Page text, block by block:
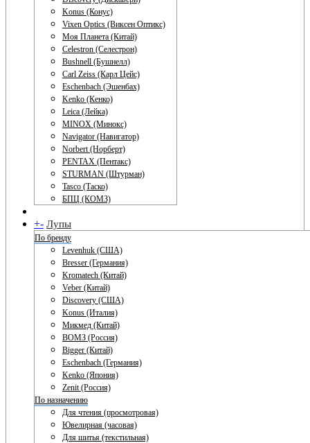
Konus (Конус)
Vixen Optics (Виксен Оптикс)
Моя Планета (Китай)
Celestron (Селестрон)
Bushnell (Бушнелл)
Carl Zeiss (Карл Цейс)
Eschenbach (Эшенбах)
Kenko (Кенко)
Leica (Лейка)
MINOX (Минокс)
Navigator (Навигатор)
Norbert (Норберт)
PENTAX (Пентакс)
STURMAN (Штурман)
Tasco (Таско)
БПЦ (КОМЗ)
+- Лупы
По бренду
Levenhuk (США)
Bresser (Германия)
Kromatech (Китай)
Veber (Китай)
Discovery (США)
Konus (Италия)
Микмед (Китай)
ВОМЗ (Россия)
Bigger (Китай)
Eschenbach (Германия)
Kenko (Япония)
Zenit (Россия)
По назначению
Для чтения (просмотровая)
Ювелирная (часовая)
Для шитья (текстильная)